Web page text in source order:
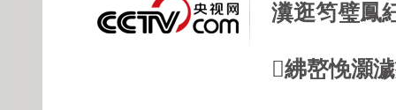
瀵逛笉璧鳳
紼嶅悗灝